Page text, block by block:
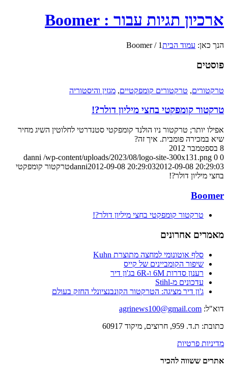
ארכיון תגיות עבור : Boomer
הנך כאן: עמוד הבית1
/
Boomer
פוסטים
טרקטורים, טרקטורים קומפקטיים, מגזין והיסטוריה
טרקטור קומפקטי בחצי מיליון דולר?!
אפילו יותר; טרקטור ניו הולנד קומפקטי סטנדרטי לחלוטין השיג מחיר
שיא במכירה פומבית. איך זה?
8 בספטמבר 2012
0
0
danni /wp-content/uploads/2023/08/logo-site-300x131.png
danni2012-09-08 20:29:032012-09-08 20:29:03
טרקטור קומפקטי
בחצי מיליון דולר?!
Boomer
טרקטור קומפקטי בחצי מיליון דולר?!
מאמרים אחרונים
סלף אוטונומי למחצה מתוצרת Kuhn
שיפור הקומביינים של קייס
רענון סדרות 6M ו-6R בג'ון דיר
עדכונים מ-Stihl
ג'ון דיר מציגה: הטרקטור הקונבנציונלי החזק בעולם
דוא"ל: agrinews100@gmail.com
כתובת: ת.ד. 959, חרוצים, מיקוד 60917
מדיניות פרטיות
אתרים ששווה להכיר